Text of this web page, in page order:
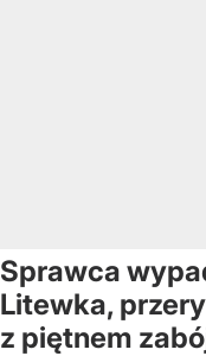
Sprawca
Litewka,
z piętnem